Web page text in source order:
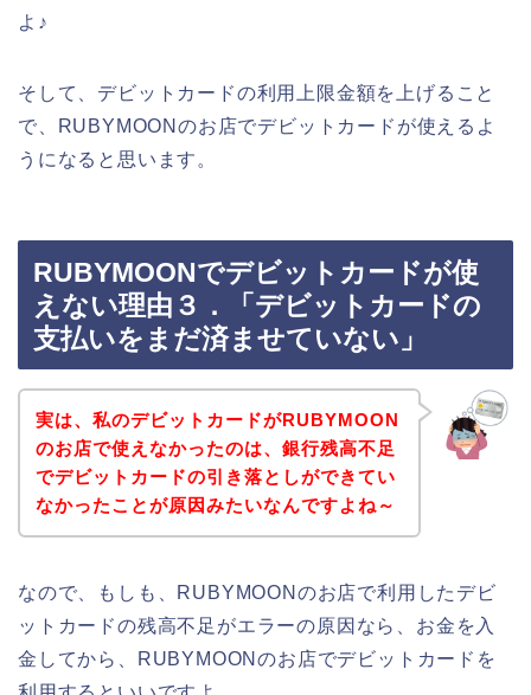
よ♪
そして、デビットカードの利用上限金額を上げること
で、RUBYMOONのお店でデビットカードが使えるよ
うになると思います。
RUBYMOONでデビットカードが使
えない理由３．「デビットカードの
支払いをまだ済ませていない」
実は、私のデビットカードがRUBYMOON
のお店で使えなかったのは、銀行残高不足
でデビットカードの引き落としができてい
なかったことが原因みたいなんですよね～
なので、もしも、RUBYMOONのお店で利用したデビ
ットカードの残高不足がエラーの原因なら、お金を入
金してから、RUBYMOONのお店でデビットカードを